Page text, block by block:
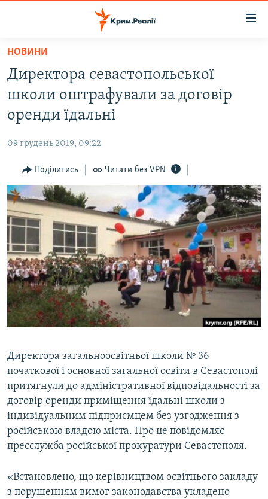
Перейти
основного
матеріалу
до
основної
навігації
Перейти
до
пошуку
ВОДА.КРИМ
ВІДЕО ТА ФОТО
БЛОГИ
ПОГЛЯД
ІНТЕРВ'Ю
ВСЕ ЗА ДЕНЬ
СПЕЦПРОЕКТИ
ДЕПОРТАЦІЯ
ВІДЕОУРОКИ «ELIFBE»
СВІДЧЕННЯ ОКУПАЦІЇ
УКРАЇНСЬКА ПРОБЛЕМА КРИМУ
ЯК ОБІЙТИ БЛОКУВАННЯ
Русский
Qırımtatar
Усі сайти RFE/RL
НОВИНИ
Директора севастопольської
школи оштрафували за договір
оренди їдальні
09 грудень 2019, 09:22
Поділитись Читати без VPN
Директора загальноосвітньої школи № 36
початкової і основної загальної освіти в Севастополі
притягнули до адміністративної відповідальності за
договір оренди приміщення їдальні школи з
індивідуальним підприємцем без узгодження з
російською владою міста. Про це повідомляє
пресслужба російської прокуратури Севастополя.
«Встановлено, що керівництвом освітнього закладу
з порушенням вимог законодавства укладено